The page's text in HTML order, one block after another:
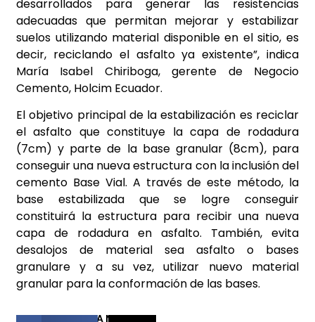
desarrollados para generar las resistencias
adecuadas que permitan mejorar y estabilizar
suelos utilizando material disponible en el sitio, es
decir, reciclando el asfalto ya existente”, indica
María Isabel Chiriboga, gerente de Negocio
Cemento, Holcim Ecuador.
El objetivo principal de la estabilización es reciclar
el asfalto que constituye la capa de rodadura
(7cm) y parte de la base granular (8cm), para
conseguir una nueva estructura con la inclusión del
cemento Base Vial. A través de este método, la
base estabilizada que se logre conseguir
constituirá la estructura para recibir una nueva
capa de rodadura en asfalto. También, evita
desalojos de material sea asfalto o bases
granulare y a su vez, utilizar nuevo material
granular para la conformación de las bases.
COMPARTIR ESTA NOTICIA